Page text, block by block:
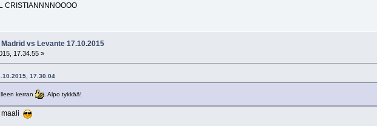
CRISTIANNNNOOOO
vs Levante 17.10.2015
17.34.55 »
17.30.04
kerran . Alpo tykkää!